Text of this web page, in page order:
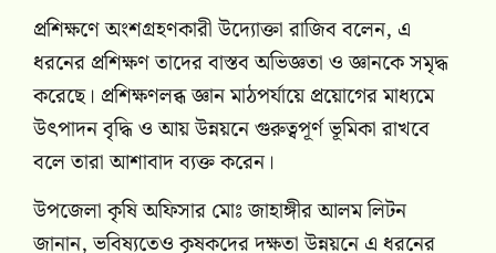
প্রশিক্ষণে অংশগ্রহণকারী উদ্যোক্তা রাজিব বলেন, এ
ধরনের প্রশিক্ষণ তাদের বাস্তব অভিজ্ঞতা ও জ্ঞানকে সমৃদ্ধ
করেছে। প্রশিক্ষণলব্ধ জ্ঞান মাঠপর্যায়ে প্রয়োগের মাধ্যমে
উৎপাদন বৃদ্ধি ও আয় উন্নয়নে গুরুত্বপূর্ণ ভূমিকা রাখবে
বলে তারা আশাবাদ ব্যক্ত করেন।
উপজেলা কৃষি অফিসার মোঃ জাহাঙ্গীর আলম লিটন
জানান, ভবিষ্যতেও কৃষকদের দক্ষতা উন্নয়নে এ ধরনের